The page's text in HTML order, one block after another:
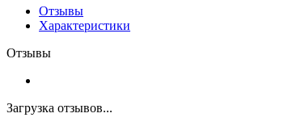
Отзывы
Характеристики
Отзывы
Загрузка отзывов...